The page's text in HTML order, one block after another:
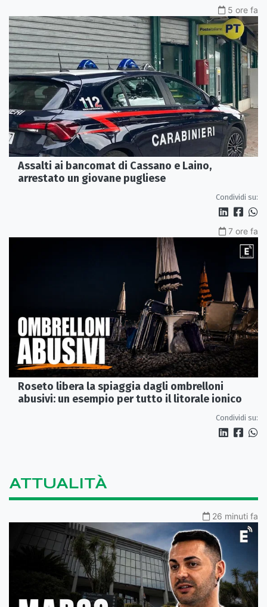
5 ore fa
Assalti ai bancomat di Cassano e Laino,
arrestato un giovane pugliese
Condividi su:
7 ore fa
Roseto libera la spiaggia dagli ombrelloni
abusivi: un esempio per tutto il litorale ionico
Condividi su:
ATTUALITÀ
26 minuti fa